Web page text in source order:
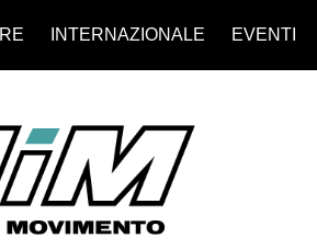
INTERNAZIONALE EVENTI